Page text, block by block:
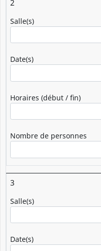
2
Salle(s)
Date(s)
Horaires (début / fin)
Nombre de personnes
3
Salle(s)
Date(s)